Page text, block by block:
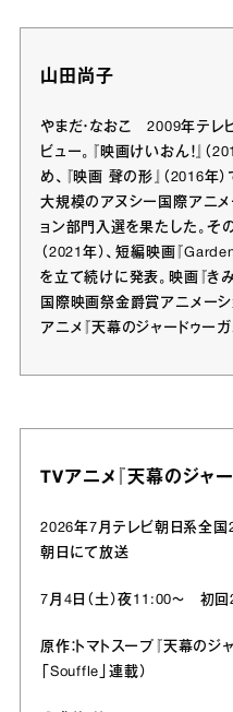
山田尚子
やまだ・なおこ 2009年テレ
ビュー。『映画けいおん！』
め、『映画 聲の形』（2016年
大規模のアヌシー国際アニ
ョン部門入選を果たした。そ
（2021年）、短編映画『
を立て続けに発表。映画『き
国際映画祭金爵賞アニメー
アニメ『天幕のジャードゥー
TVアニメ『天幕のジャー
2026年7月テレビ朝日系全国
朝日にて放送
7月4日（土）夜11:00〜 初回
原作：トマトスープ『天幕のジ
「Souffle」連載）